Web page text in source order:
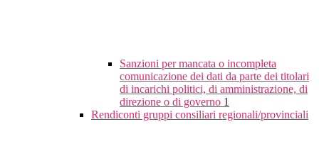
Sanzioni per mancata o incompleta
comunicazione dei dati da parte dei titolari
di incarichi politici, di amministrazione, di
direzione o di governo 1
Rendiconti gruppi consiliari regionali/provinciali